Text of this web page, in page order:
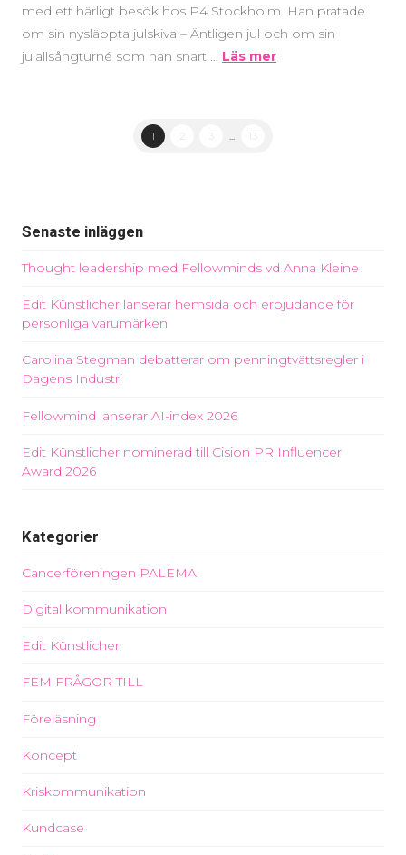
med ett härligt besök hos P4 Stockholm. Han pratade
om sin nysläppta julskiva – Äntligen jul och om sin
julallsångturné som han snart … Läs mer
1 2 3 ... 13
Senaste inläggen
Thought leadership med Fellowminds vd Anna Kleine
Edit Künstlicher lanserar hemsida och erbjudande för
personliga varumärken
Carolina Stegman debatterar om penningtvättsregler i
Dagens Industri
Fellowmind lanserar AI-index 2026
Edit Künstlicher nominerad till Cision PR Influencer
Award 2026
Kategorier
Cancerföreningen PALEMA
Digital kommunikation
Edit Künstlicher
FEM FRÅGOR TILL
Föreläsning
Koncept
Kriskommunikation
Kundcase